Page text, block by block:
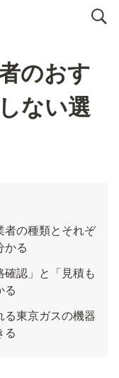
のおす
ない選
者の種類とそれぞ
かる
認」と「見積も
る
東京ガスの機器
る